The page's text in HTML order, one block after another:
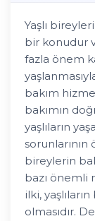
Yaşlı
bir konudur
fazla önem
bakım
bakımın
yaşlıların
sorunlarının
bireylerin
bazı önemli
ilki,
olmasıdır.